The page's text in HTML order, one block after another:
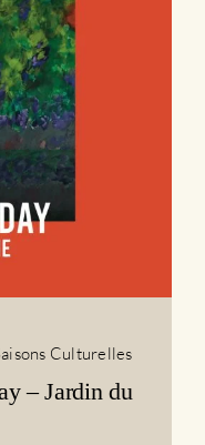
Culturelles
– Jardin du